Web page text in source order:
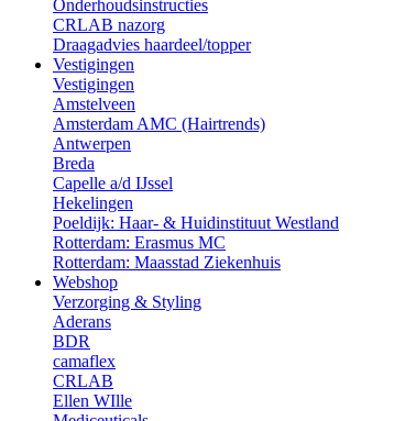
Onderhoudsinstructies
CRLAB nazorg
Draagadvies haardeel/topper
Vestigingen
Vestigingen
Amstelveen
Amsterdam AMC (Hairtrends)
Antwerpen
Breda
Capelle a/d IJssel
Hekelingen
Poeldijk: Haar- & Huidinstituut Westland
Rotterdam: Erasmus MC
Rotterdam: Maasstad Ziekenhuis
Webshop
Verzorging & Styling
Aderans
BDR
camaflex
CRLAB
Ellen WIlle